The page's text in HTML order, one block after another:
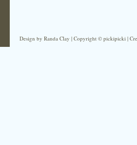
Design by Randa Clay | Copyright © pickipicki |